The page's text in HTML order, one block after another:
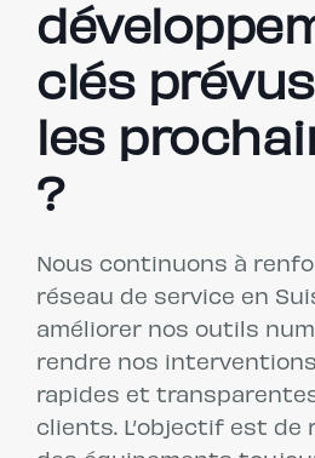
clés
les
?
Nous continuons à
réseau de service en
améliorer nos outils
rendre nos
rapides et
clients. L’objectif est de